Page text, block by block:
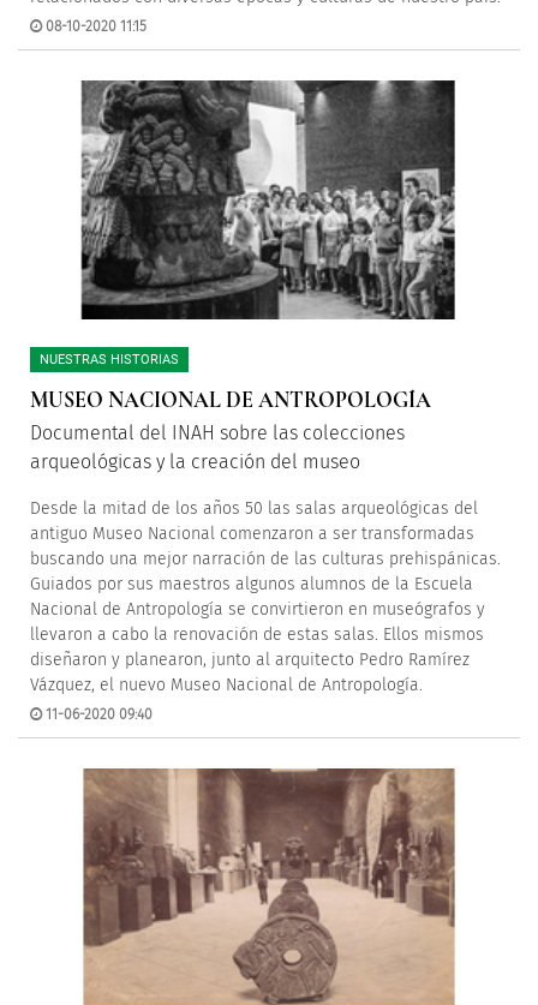
08-10-2020 11:15
NUESTRAS HISTORIAS
MUSEO NACIONAL DE ANTROPOLOGÍA
Documental del INAH sobre las colecciones
arqueológicas y la creación del museo
Desde la mitad de los años 50 las salas arqueológicas del
antiguo Museo Nacional comenzaron a ser transformadas
buscando una mejor narración de las culturas prehispánicas.
Guiados por sus maestros algunos alumnos de la Escuela
Nacional de Antropología se convirtieron en museógrafos y
llevaron a cabo la renovación de estas salas. Ellos mismos
diseñaron y planearon, junto al arquitecto Pedro Ramírez
Vázquez, el nuevo Museo Nacional de Antropología.
11-06-2020 09:40